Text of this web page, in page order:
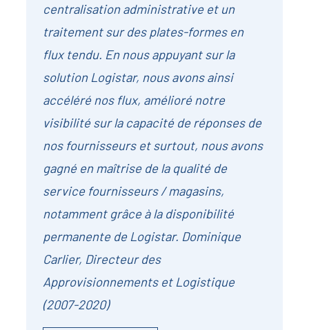
centralisation administrative et un
traitement sur des plates-formes en
flux tendu. En nous appuyant sur la
solution Logistar, nous avons ainsi
accéléré nos flux, amélioré notre
visibilité sur la capacité de réponses de
nos fournisseurs et surtout, nous avons
gagné en maîtrise de la qualité de
service fournisseurs / magasins,
notamment grâce à la disponibilité
permanente de Logistar. Dominique
Carlier, Directeur des
Approvisionnements et Logistique
(2007-2020)